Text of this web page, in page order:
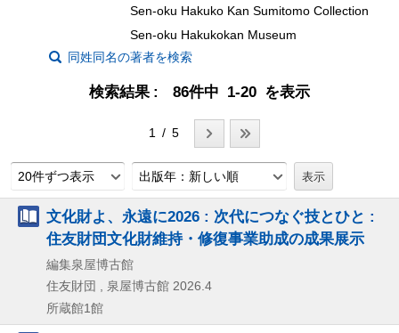
Sen-oku Hakuko Kan Sumitomo Collection
Sen-oku Hakukokan Museum
同姓同名の著者を検索
検索結果 86件中 1-20 を表示
1 / 5
20件ずつ表示 出版年：新しい順
文化財よ、永遠に2026 : 次代につなぐ技とひと :
住友財団文化財維持・修復事業助成の成果展示
編集泉屋博古館
住友財団 , 泉屋博古館 2026.4
所蔵館1館